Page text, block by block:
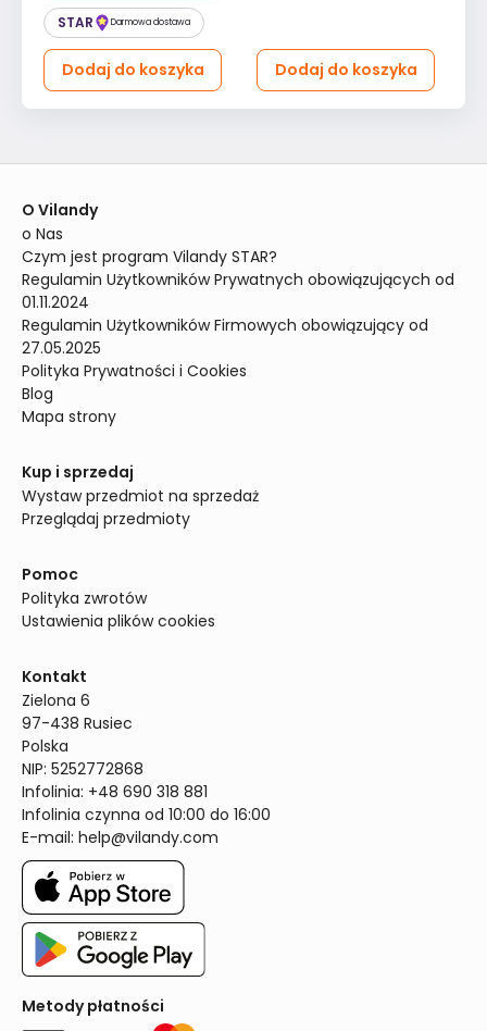
STAR Darmowa dostawa
Dodaj do koszyka Dodaj do koszyka
O Vilandy
o Nas
Czym jest program Vilandy STAR?
Regulamin Użytkowników Prywatnych obowiązujących od
01.11.2024
Regulamin Użytkowników Firmowych obowiązujący od
27.05.2025
Polityka Prywatności i Cookies
Blog
Mapa strony
Kup i sprzedaj
Wystaw przedmiot na sprzedaż
Przeglądaj przedmioty
Pomoc
Polityka zwrotów
Ustawienia plików cookies
Kontakt
Zielona 6
97-438 Rusiec
Polska
NIP: 5252772868
Infolinia: +48 690 318 881
Infolinia czynna od 10:00 do 16:00
E-mail: help@vilandy.com
Metody płatności